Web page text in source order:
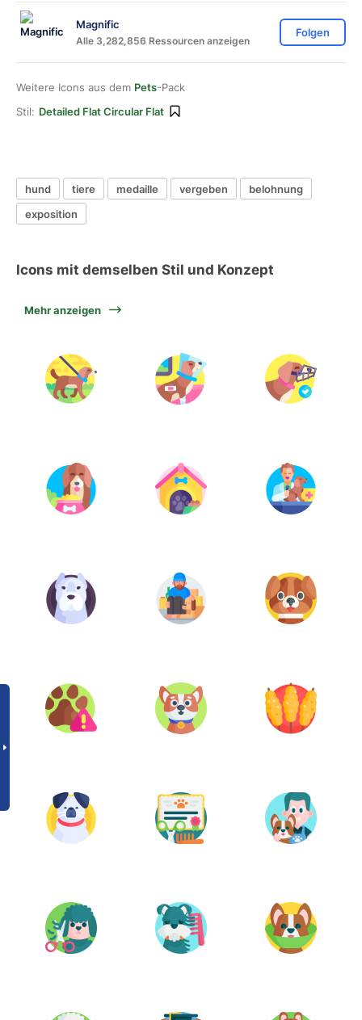
Magnific
Alle 3,282,856 Ressourcen anzeigen
Folgen
Weitere Icons aus dem Pets-Pack
Stil: Detailed Flat Circular Flat
hund tiere medaille vergeben
belohnung
exposition
Icons mit demselben Stil und Konzept
Mehr anzeigen